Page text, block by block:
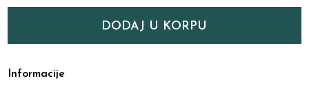
DODAJ U KORPU
Informacije